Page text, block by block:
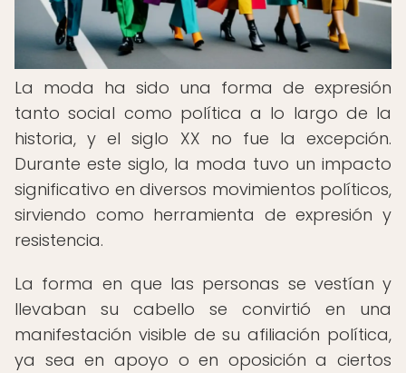
La moda ha sido una forma de expresión
tanto social como política a lo largo de la
historia, y el siglo XX no fue la excepción.
Durante este siglo, la moda tuvo un impacto
significativo en diversos movimientos políticos,
sirviendo como herramienta de expresión y
resistencia.
La forma en que las personas se vestían y
llevaban su cabello se convirtió en una
manifestación visible de su afiliación política,
ya sea en apoyo o en oposición a ciertos